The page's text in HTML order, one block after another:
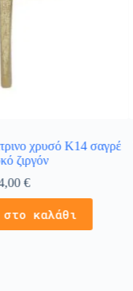
χρυσό Κ14 σαγρέ
ζιργόν
€
καλάθι